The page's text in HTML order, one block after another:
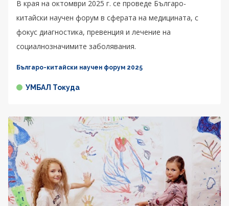
В края на октомври 2025 г. се проведе Българо-
китайски научен форум в сферата на медицината, с
фокус диагностика, превенция и лечение на
социалнозначимите заболявания.
Българо-китайски научен форум 2025
УМБАЛ Токуда